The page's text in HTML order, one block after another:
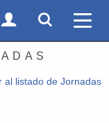
Socios
Acceso
al listado de Jornadas